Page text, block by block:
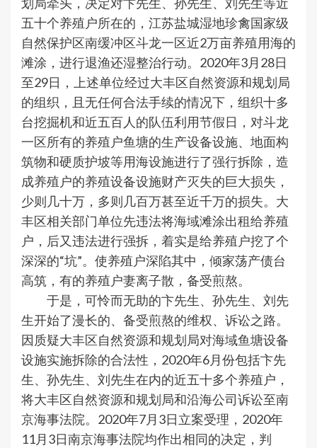
五十个养殖户所在的，江苏盐城湿地珍禽国家级
自然保护区南缓冲区斗龙一区近2万亩养殖用海的
滩涂，进行退渔还湿整治行动。2020年3月28日
至29日，上述单位经过大丰区自然资源和规划局
的组织，且无任何合法手续的情况下，组织十多
台挖掘机和近五百人的队伍利用节假日，对斗龙
一区所有的养殖户鱼塘的生产设备设施、地面构
筑物和硬质护坡等用海设施进行了强行拆除，造
成养殖户的养殖设备设施财产灭失的巨大损失，
少则几十万，多则几百万甚至近千万的损失。大
丰区相关部门单位先违法将海域滩涂出租给养殖
户，后又违法进行强拆，着实是给养殖户挖了个
深深的“坑”。使养殖户深陷其中，倾家荡产债台
高筑，有的养殖户妻离子散，备受煎熬。
于是，可怜而无助的卞先生、孙先生、刘先
生开始了漫长的、备受煎熬的维权、诉讼之路。
因质疑大丰区自然资源和规划局对海域鱼塘设备
设施实施拆除的合法性，2020年6月份包括卞先
生、孙先生、刘先生在内的近五十多个养殖户，
将大丰区自然资源和规划局和沿海公司诉讼至南
京海事法院。2020年7月3日立案受理，2020年
11月3日南京海事法院均作出相同的决定，判